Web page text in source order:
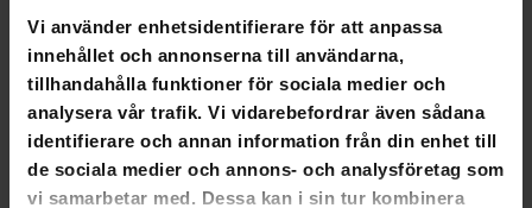
Vi använder enhetsidentifierare för att anpassa
innehållet och annonserna till användarna,
tillhandahålla funktioner för sociala medier och
analysera vår trafik. Vi vidarebefordrar även sådana
identifierare och annan information från din enhet till
de sociala medier och annons- och analysföretag som
vi samarbetar med. Dessa kan i sin tur kombinera
Flexibla betalningssätt
Matta till studsmatta Stratos Premium
3,96-4,88 M